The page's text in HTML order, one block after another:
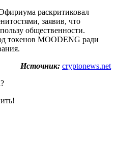
раскритиковал
заявив, что
общественности.
токенов MOODENG ради
Источник: cryptonews.net